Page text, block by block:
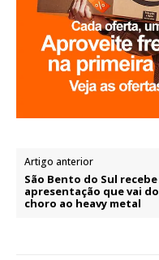
Artigo anterior
São Bento do Sul recebe
apresentação que vai do
choro ao heavy metal